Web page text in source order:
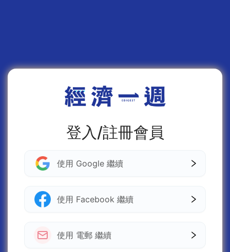
登入/註冊會員
使用 Google 繼續
使用 Facebook 繼續
使用 電郵 繼續